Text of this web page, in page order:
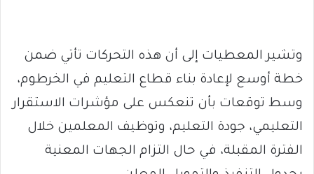
وتشير المعطيات إلى أن هذه التحركات تأتي ضمن
خطة أوسع لإعادة بناء قطاع التعليم في الخرطوم،
وسط توقعات بأن تنعكس على مؤشرات الاستقرار
التعليمي، جودة التعليم، وتوظيف المعلمين خلال
الفترة المقبلة، في حال التزام الجهات المعنية